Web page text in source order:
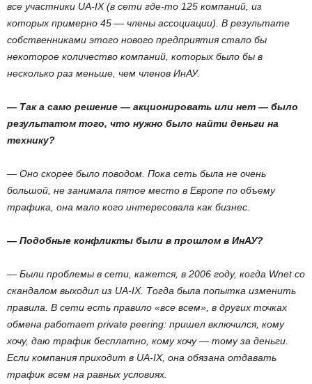
все участники UA-IX (в сети где-то 125 компаний, из
которых примерно 45 — члены ассоциации). В результате
собственниками этого нового предприятия стало бы
некоторое количество компаний, которых было бы в
несколько раз меньше, чем членов ИнАУ.
— Так а само решение — акционировать или нет — было
результатом того, что нужно было найти деньги на
технику?
— Оно скорее было поводом. Пока сеть была не очень
большой, не занимала пятое место в Европе по объему
трафика, она мало кого интересовала как бизнес.
— Подобные конфликты были в прошлом в ИнАУ?
— Были проблемы в сети, кажется, в 2006 году, когда Wnet со
скандалом выходил из UA-IX. Тогда была попытка изменить
правила. В сети есть правило «все всем», в других точках
обмена работает private peering: пришел включился, кому
хочу, даю трафик бесплатно, кому хочу — тому за деньги.
Если компания приходит в UA-IX, она обязана отдавать
трафик всем на равных условиях.